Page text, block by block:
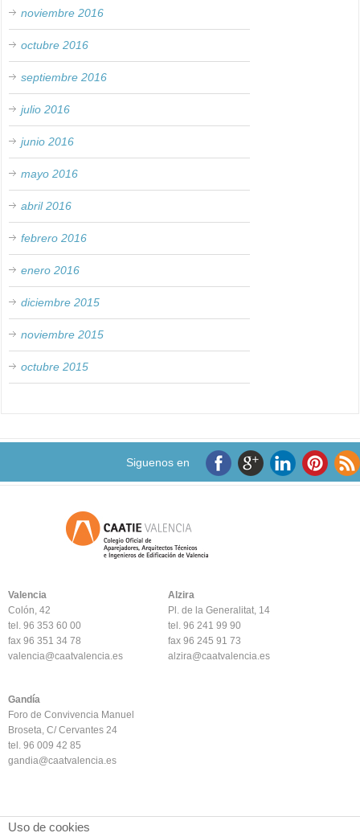
noviembre 2016
octubre 2016
septiembre 2016
julio 2016
junio 2016
mayo 2016
abril 2016
febrero 2016
enero 2016
diciembre 2015
noviembre 2015
octubre 2015
Siguenos en
Valencia
Colón, 42
tel. 96 353 60 00
fax 96 351 34 78
valencia@caatvalencia.es
Alzira
Pl. de la Generalitat, 14
tel. 96 241 99 90
fax 96 245 91 73
alzira@caatvalencia.es
Gandía
Foro de Convivencia Manuel
Broseta, C/ Cervantes 24
tel. 96 009 42 85
gandia@caatvalencia.es
Uso de cookies